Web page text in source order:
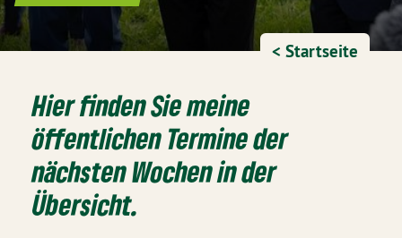
< Startseite
Hier finden Sie meine
öffentlichen Termine der
nächsten Wochen in der
Übersicht.